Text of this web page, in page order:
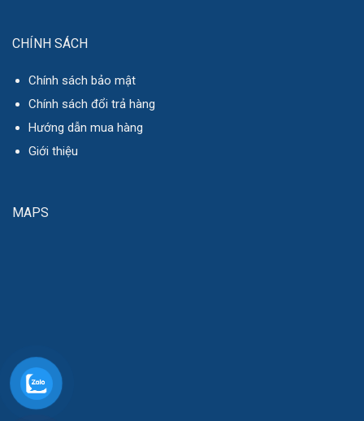
CHÍNH SÁCH
Chính sách bảo mật
Chính sách đổi trả hàng
Hướng dẫn mua hàng
Giới thiệu
MAPS